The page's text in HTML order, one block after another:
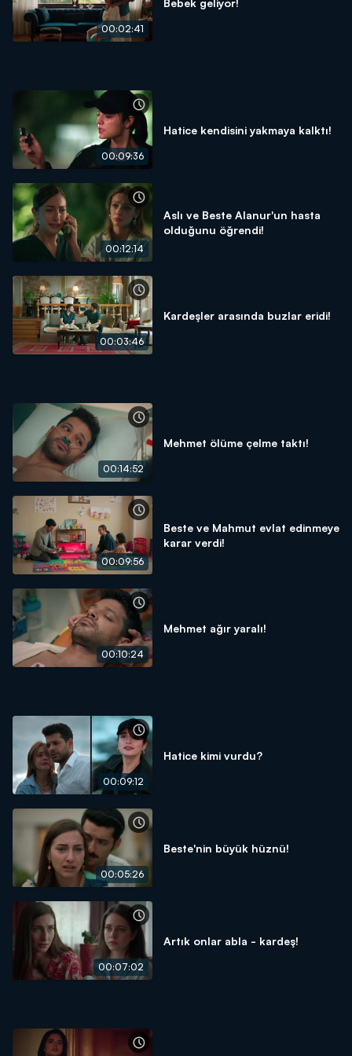
00:02:41
00:09:36
Hatice kendisini yakmaya kalktı!
00:12:14
Aslı ve Beste Alanur'un hasta
olduğunu öğrendi!
00:03:46
Kardeşler arasında buzlar eridi!
00:14:52
Mehmet ölüme çelme taktı!
00:09:56
Beste ve Mahmut evlat edinmeye
karar verdi!
00:10:24
Mehmet ağır yaralı!
00:09:12
Hatice kimi vurdu?
00:05:26
Beste'nin büyük hüznü!
00:07:02
Artık onlar abla - kardeş!